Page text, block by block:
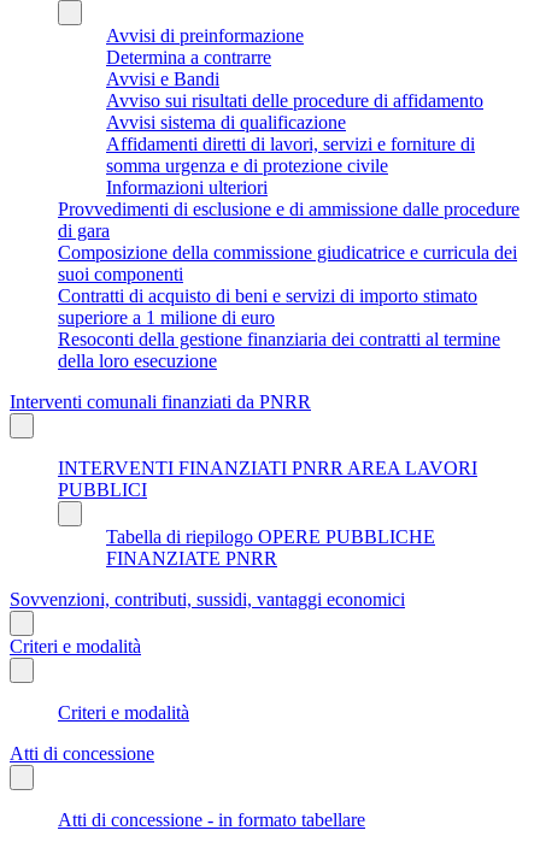
Avvisi di preinformazione
Determina a contrarre
Avvisi e Bandi
Avviso sui risultati delle procedure di affidamento
Avvisi sistema di qualificazione
Affidamenti diretti di lavori, servizi e forniture di
somma urgenza e di protezione civile
Informazioni ulteriori
Provvedimenti di esclusione e di ammissione dalle procedure
di gara
Composizione della commissione giudicatrice e curricula dei
suoi componenti
Contratti di acquisto di beni e servizi di importo stimato
superiore a 1 milione di euro
Resoconti della gestione finanziaria dei contratti al termine
della loro esecuzione
Interventi comunali finanziati da PNRR
INTERVENTI FINANZIATI PNRR AREA LAVORI
PUBBLICI
Tabella di riepilogo OPERE PUBBLICHE
FINANZIATE PNRR
Sovvenzioni, contributi, sussidi, vantaggi economici
Criteri e modalità
Criteri e modalità
Atti di concessione
Atti di concessione - in formato tabellare